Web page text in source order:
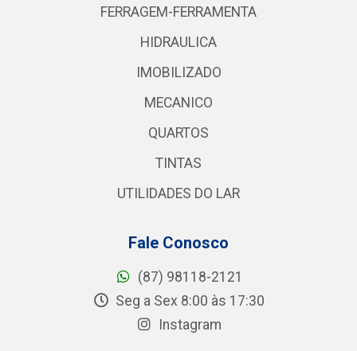
FERRAGEM-FERRAMENTA
HIDRAULICA
IMOBILIZADO
MECANICO
QUARTOS
TINTAS
UTILIDADES DO LAR
Fale Conosco
(87) 98118-2121
Seg a Sex 8:00 às 17:30
Instagram